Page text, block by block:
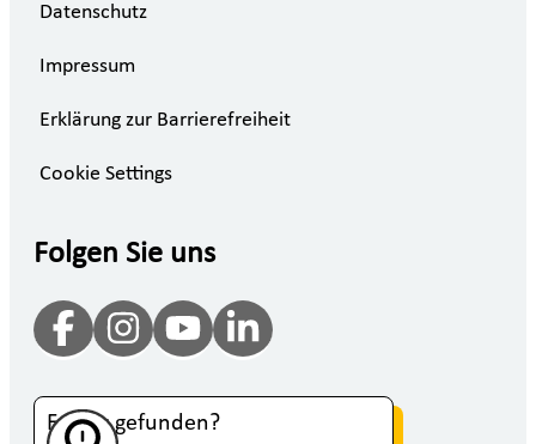
Datenschutz
Impressum
Erklärung zur Barrierefreiheit
Cookie Settings
Folgen Sie uns
Fehler gefunden?